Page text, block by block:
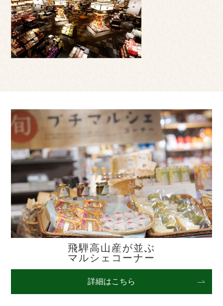
飛騨高山産が並ぶ
マルシェコーナー
詳細はこちら